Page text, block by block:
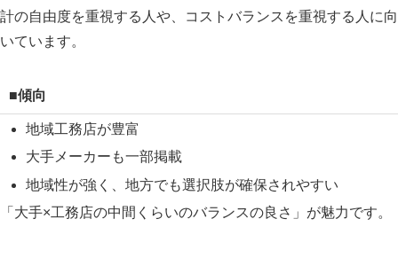
計の自由度を重視する人や、コストバランスを重視する人に向
いています。
■傾向
地域工務店が豊富
大手メーカーも一部掲載
地域性が強く、地方でも選択肢が確保されやすい
「大手×工務店の中間くらいのバランスの良さ」が魅力です。